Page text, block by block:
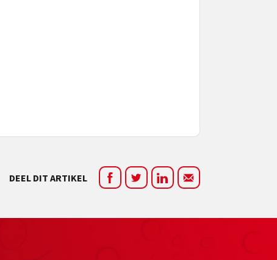
DEEL DIT ARTIKEL